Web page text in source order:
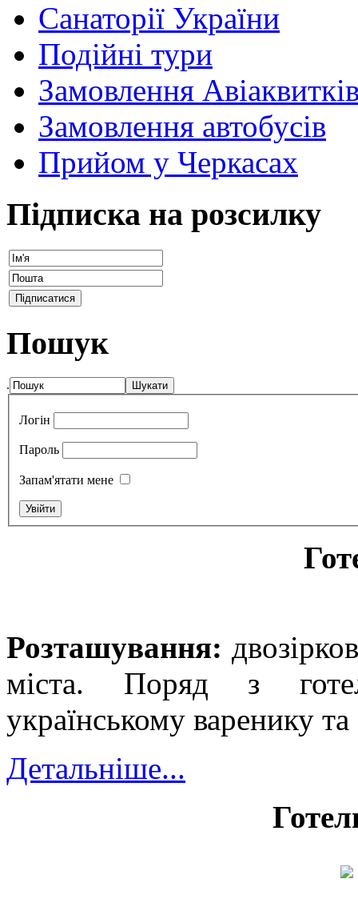
Санаторії України
Подійні тури
Замовлення
Замовлення автобусів
Прийом у Черкасах
Підписка на розсилку
Пошук
.
Логін
Пароль
Запам'ятати мене
Розташування: д
міста. Поряд з
українському варенику
Детальніше...